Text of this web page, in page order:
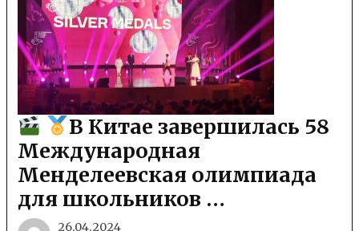
В Китае завершилась 58
Международная
Менделеевская олимпиада
для школьников …
26.04.2024